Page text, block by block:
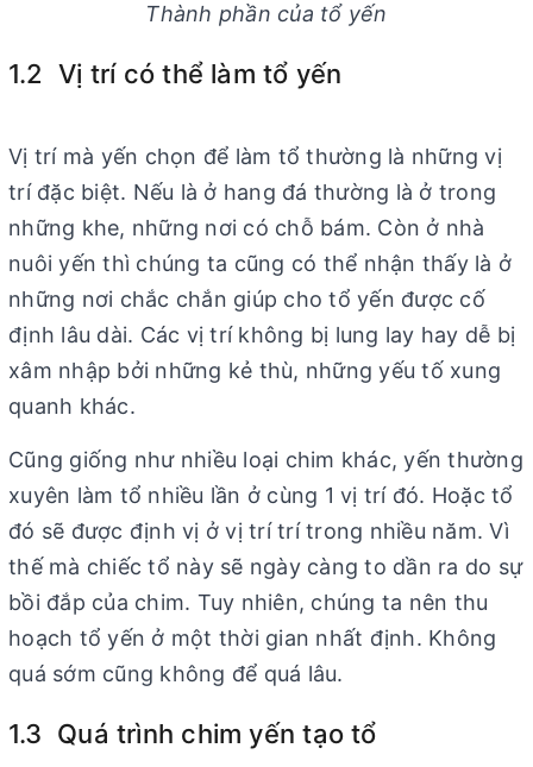
Thành phần của tổ yến
1.2 Vị trí có thể làm tổ yến
Vị trí mà yến chọn để làm tổ thường là những vị
trí đặc biệt. Nếu là ở hang đá thường là ở trong
những khe, những nơi có chỗ bám. Còn ở nhà
nuôi yến thì chúng ta cũng có thể nhận thấy là ở
những nơi chắc chắn giúp cho tổ yến được cố
định lâu dài. Các vị trí không bị lung lay hay dễ bị
xâm nhập bởi những kẻ thù, những yếu tố xung
quanh khác.
Cũng giống như nhiều loại chim khác, yến thường
xuyên làm tổ nhiều lần ở cùng 1 vị trí đó. Hoặc tổ
đó sẽ được định vị ở vị trí trí trong nhiều năm. Vì
thế mà chiếc tổ này sẽ ngày càng to dần ra do sự
bồi đắp của chim. Tuy nhiên, chúng ta nên thu
hoạch tổ yến ở một thời gian nhất định. Không
quá sớm cũng không để quá lâu.
1.3 Quá trình chim yến tạo tổ